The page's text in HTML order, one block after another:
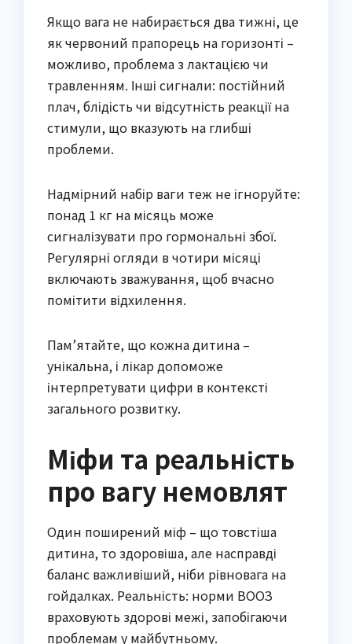
Якщо вага не набирається два тижні, це
як червоний прапорець на горизонті –
можливо, проблема з лактацією чи
травленням. Інші сигнали: постійний
плач, блідість чи відсутність реакції на
стимули, що вказують на глибші
проблеми.
Надмірний набір ваги теж не ігноруйте:
понад 1 кг на місяць може
сигналізувати про гормональні збої.
Регулярні огляди в чотири місяці
включають зважування, щоб вчасно
помітити відхилення.
Пам’ятайте, що кожна дитина –
унікальна, і лікар допоможе
інтерпретувати цифри в контексті
загального розвитку.
Міфи та реальність
про вагу немовлят
Один поширений міф – що товстіша
дитина, то здоровіша, але насправді
баланс важливіший, ніби рівновага на
гойдалках. Реальність: норми ВООЗ
враховують здорові межі, запобігаючи
проблемам у майбутньому.